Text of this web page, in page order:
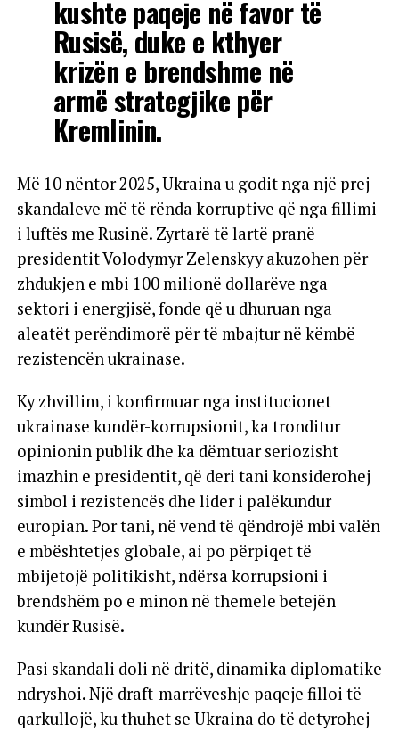
kushte paqeje në favor të
Rusisë, duke e kthyer
krizën e brendshme në
armë strategjike për
Kremlinin.
Më 10 nëntor 2025, Ukraina u godit nga një prej
skandaleve më të rënda korruptive që nga fillimi
i luftës me Rusinë. Zyrtarë të lartë pranë
presidentit Volodymyr Zelenskyy akuzohen për
zhdukjen e mbi 100 milionë dollarëve nga
sektori i energjisë, fonde që u dhuruan nga
aleatët perëndimorë për të mbajtur në këmbë
rezistencën ukrainase.
Ky zhvillim, i konfirmuar nga institucionet
ukrainase kundër-korrupsionit, ka tronditur
opinionin publik dhe ka dëmtuar seriozisht
imazhin e presidentit, që deri tani konsiderohej
simbol i rezistencës dhe lider i palëkundur
europian. Por tani, në vend të qëndrojë mbi valën
e mbështetjes globale, ai po përpiqet të
mbijetojë politikisht, ndërsa korrupsioni i
brendshëm po e minon në themele betejën
kundër Rusisë.
Pasi skandali doli në dritë, dinamika diplomatike
ndryshoi. Një draft-marrëveshje paqeje filloi të
qarkullojë, ku thuhet se Ukraina do të detyrohej